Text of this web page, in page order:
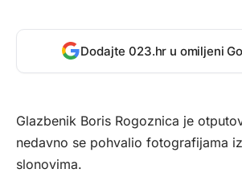
Dodajte 023.hr u omiljeni
Glazbenik Boris Rogoznica je
nedavno se pohvalio fotografijama
slonovima.